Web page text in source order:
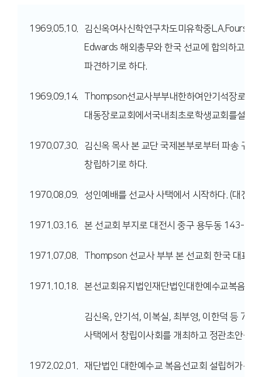
1969.05.10.
김신옥여사신학연구차도미유학중
Edwards 해외총무와 한국 선교에 합의하고,
파견하기로 하다.
1969.09.14.
Thompson선교사부부내한하여안기석장로,최
대동장로교회에서국내최초로학생교회를설립
1970.07.30.
김신옥 목사 본 교단 국제본부로부터 파송 귀
창립하기로 하다.
1970.08.09. 성인예배를 선교사 사택에서 시작하다. (대전
1971.03.16. 본 선교회 부지로 대전시 중구 용두동 143-4
1971.07.08. Thompson 선교사 부부 본 선교회 한국 대표로
1971.10.18. 본선교회유지법인재단법인대한예수교복음선
김신옥, 안기석, 이복실, 최부영, 이한덕 등 7
사택에서 창립이사회를 개최하고 정관초안을
1972.02.01. 재단법인 대한예수교 복음선교회 설립허가를